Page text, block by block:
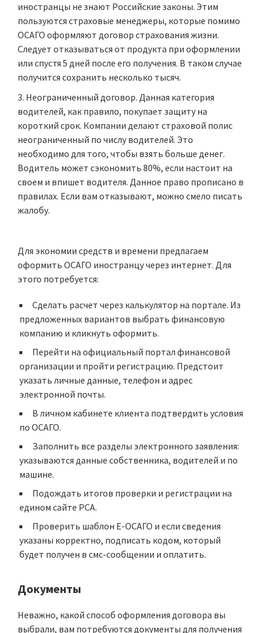
иностранцы не знают Российские законы. Этим
пользуются страховые менеджеры, которые помимо
ОСАГО оформляют договор страхования жизни.
Следует отказываться от продукта при оформлении
или спустя 5 дней после его получения. В таком случае
получится сохранить несколько тысяч.
Неограниченный договор. Данная категория
водителей, как правило, покупает защиту на
короткий срок. Компании делают страховой полис
неограниченный по числу водителей. Это
необходимо для того, чтобы взять больше денег.
Водитель может сэкономить 80%, если настоит на
своем и впишет водителя. Данное право прописано в
правилах. Если вам отказывают, можно смело писать
жалобу.
Для экономии средств и времени предлагаем
оформить ОСАГО иностранцу через интернет. Для
этого потребуется:
Сделать расчет через калькулятор на портале. Из
предложенных вариантов выбрать финансовую
компанию и кликнуть оформить.
Перейти на официальный портал финансовой
организации и пройти регистрацию. Предстоит
указать личные данные, телефон и адрес
электронной почты.
В личном кабинете клиента подтвердить условия
по ОСАГО.
Заполнить все разделы электронного заявления:
указываются данные собственника, водителей и по
машине.
Подождать итогов проверки и регистрации на
едином сайте РСА.
Проверить шаблон Е-ОСАГО и если сведения
указаны корректно, подписать кодом, который
будет получен в смс-сообщении и оплатить.
Документы
Неважно, какой способ оформления договора вы
выбрали, вам потребуются документы для получения